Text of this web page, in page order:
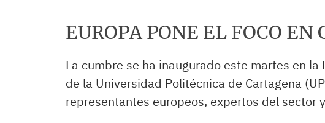
EUROPA PONE EL FOCO EN
La cumbre se ha inaugurado este martes en
de la Universidad Politécnica de Cartagena
representantes europeos, expertos del sector